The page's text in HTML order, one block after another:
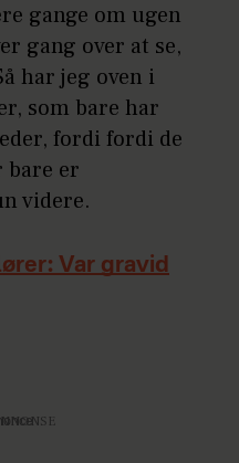
gange om ugen
gang over at se,
har jeg oven i
som bare har
fordi fordi de
bare er
videre.
Var gravid